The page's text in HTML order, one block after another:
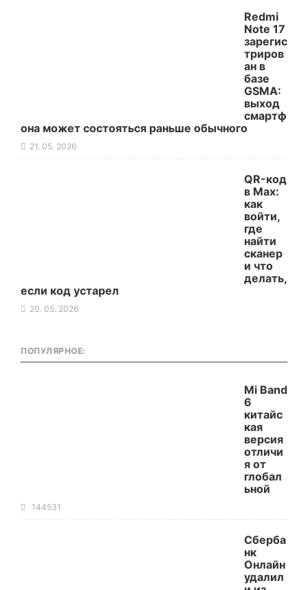
Redmi
Note 17
зарегис
триров
ан в
базе
GSMA:
выход
смартф
она может состояться раньше обычного
21. 05. 2026
QR-код
в Max:
как
войти,
где
найти
сканер
и что
делать,
если код устарел
20. 05. 2026
ПОПУЛЯРНОЕ:
Mi Band
6
китайс
кая
версия
отличи
я от
глобал
ьной
144531
Сберба
нк
Онлайн
удалил